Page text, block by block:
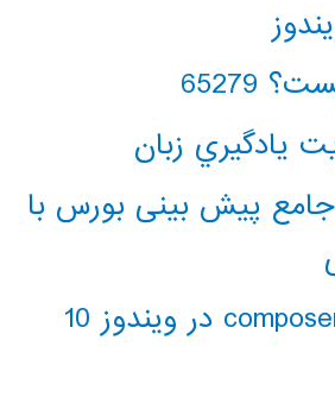
65279
يادگيري زبان
پیش بینی بورس با